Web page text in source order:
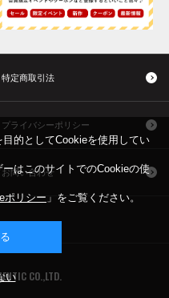
特定商取引法
プライバシーポリシー
お問い合わせ
CO.,LTD.
的としてCookieを使用してい
はこのサイトでのCookieの使
ポリシー 」をご覧ください。
い